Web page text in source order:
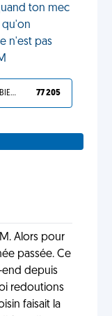
ton mec
qu'on
n'est pas
TU L'AS BIEN MÉRITÉ 77 205
Alors pour
passée. Ce
end depuis
redoutions
faisait la